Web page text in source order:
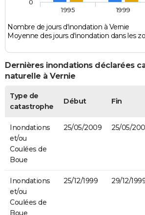
Nombre de jours d'inondation à Vernie
Moyenne des jours d'inondation dans les
1995 1999
0
Dernières inondations déclarées
naturelle à Vernie
Type de
catastrophe
Début Fin
Inondations
et/ou
Coulées de
Boue
25/05/2009 25/05/
Inondations
et/ou
Coulées de
Boue
25/12/1999 29/12/